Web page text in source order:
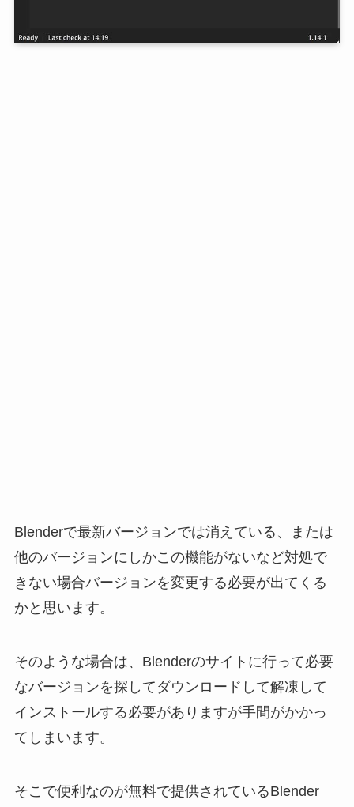
Blenderで最新バージョンでは消えている、または
他のバージョンにしかこの機能がないなど対処で
きない場合バージョンを変更する必要が出てくる
かと思います。
そのような場合は、Blenderのサイトに行って必要
なバージョンを探してダウンロードして解凍して
インストールする必要がありますが手間がかかっ
てしまいます。
そこで便利なのが無料で提供されているBlender